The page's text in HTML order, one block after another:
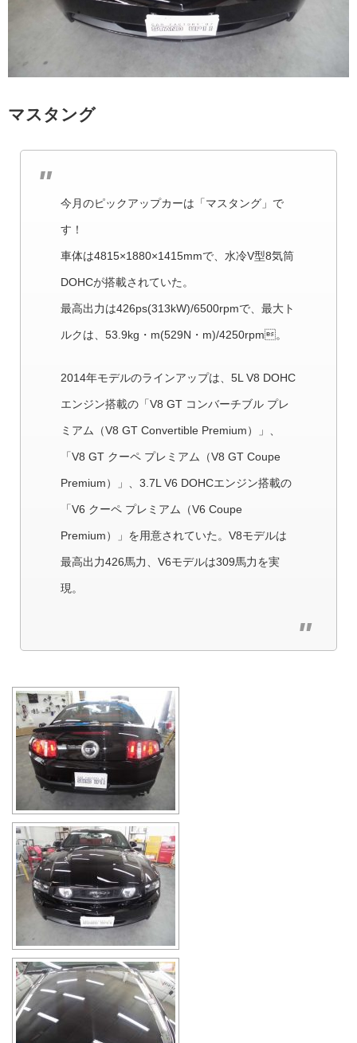
マスタング
今月のピックアップカーは「マスタング」で
す！
車体は4815×1880×1415mmで、水冷V型8気筒
DOHCが搭載されていた。
最高出力は426ps(313kW)/6500rpmで、最大ト
ルクは、53.9kg・m(529N・m)/4250rpm。
2014年モデルのラインアップは、5L V8 DOHC
エンジン搭載の「V8 GT コンバーチブル プレ
ミアム（V8 GT Convertible Premium）」、
「V8 GT クーペ プレミアム（V8 GT Coupe
Premium）」、3.7L V6 DOHCエンジン搭載の
「V6 クーペ プレミアム（V6 Coupe
Premium）」を用意されていた。V8モデルは
最高出力426馬力、V6モデルは309馬力を実
現。